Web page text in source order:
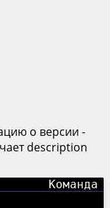
о версии -
description